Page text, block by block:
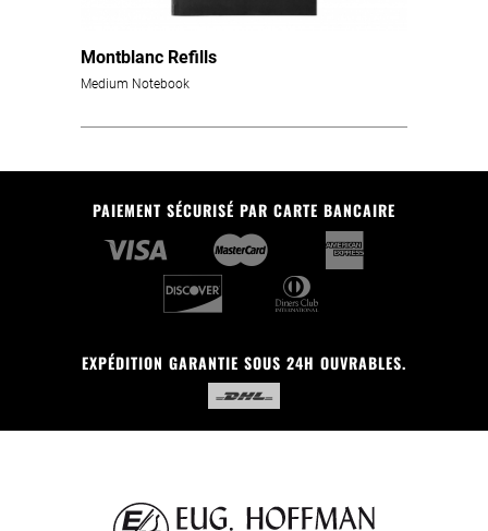
Montblanc Refills
Medium Notebook
PAIEMENT SÉCURISÉ PAR CARTE BANCAIRE
EXPÉDITION GARANTIE SOUS 24H OUVRABLES.